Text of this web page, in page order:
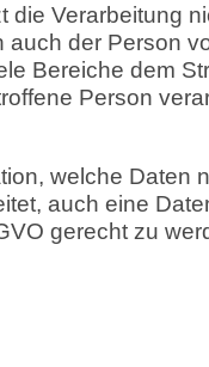
die Verarbeitung
der Person
Bereiche dem
Person
welche Daten
auch eine
gerecht zu